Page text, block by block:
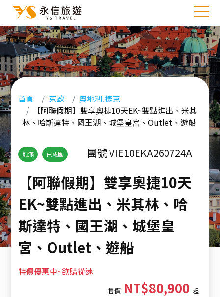
首頁 東歐
奧地利.捷克
【阿聯假期】雙享奧捷10天EK~雙點進出、米其
林、哈斯達特、國王湖、城堡皇宮、Outlet、遊船
額滿 已成團 團號 VIE10EKA260724A
【阿聯假期】雙享奧捷10天
EK~雙點進出、米其林、哈
斯達特、國王湖、城堡皇
宮、Outlet、遊船
特價優惠中~欲購從速
售價NT$80,900 起